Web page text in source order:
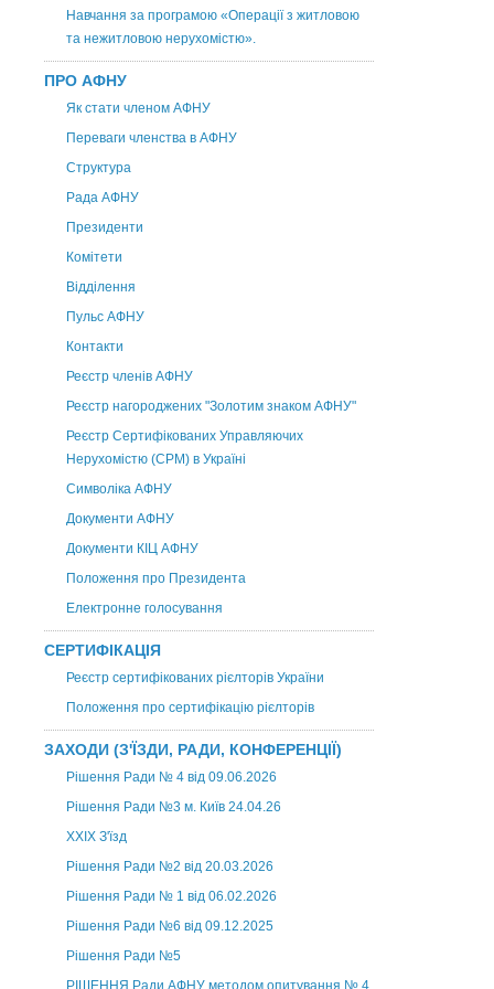
Навчання за програмою «Операції з житловою
та нежитловою нерухомістю».
ПРО АФНУ
Як стати членом АФНУ
Переваги членства в АФНУ
Структура
Рада АФНУ
Президенти
Комітети
Відділення
Пульс АФНУ
Контакти
Реєстр членів АФНУ
Реєстр нагороджених "Золотим знаком АФНУ"
Реєстр Сертифікованих Управляючих
Нерухомістю (CPM) в Україні
Символіка АФНУ
Документи АФНУ
Документи КІЦ АФНУ
Положення про Президента
Електронне голосування
СЕРТИФІКАЦІЯ
Реєстр сертифікованих рієлторів України
Положення про сертифікацію рієлторів
ЗАХОДИ (З'ЇЗДИ, РАДИ, КОНФЕРЕНЦІЇ)
Рішення Ради № 4 від 09.06.2026
Рішення Ради №3 м. Київ 24.04.26
XXІХ З'їзд
Рішення Ради №2 від 20.03.2026
Рішення Ради № 1 від 06.02.2026
Рішення Ради №6 від 09.12.2025
Рішення Ради №5
РІШЕННЯ Ради АФНУ методом опитування № 4